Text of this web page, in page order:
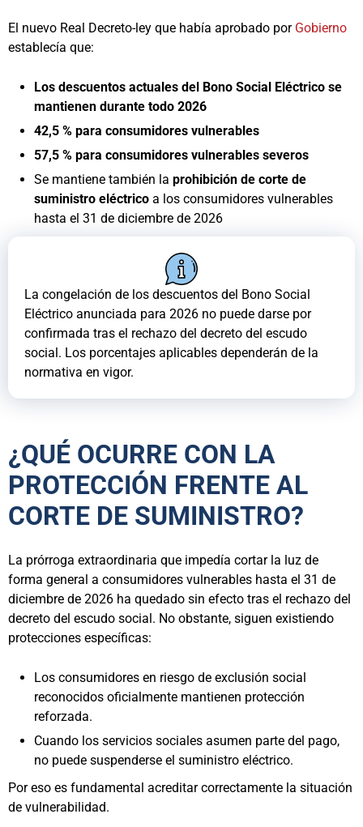
El nuevo Real Decreto-ley que había aprobado por Gobierno
establecía que:
Los descuentos actuales del Bono Social Eléctrico se
mantienen durante todo 2026
42,5 % para consumidores vulnerables
57,5 % para consumidores vulnerables severos
Se mantiene también la prohibición de corte de
suministro eléctrico a los consumidores vulnerables
hasta el 31 de diciembre de 2026
La congelación de los descuentos del Bono Social
Eléctrico anunciada para 2026 no puede darse por
confirmada tras el rechazo del decreto del escudo
social. Los porcentajes aplicables dependerán de la
normativa en vigor.
¿QUÉ OCURRE CON LA
PROTECCIÓN FRENTE AL
CORTE DE SUMINISTRO?
La prórroga extraordinaria que impedía cortar la luz de
forma general a consumidores vulnerables hasta el 31 de
diciembre de 2026 ha quedado sin efecto tras el rechazo del
decreto del escudo social. No obstante, siguen existiendo
protecciones específicas:
Los consumidores en riesgo de exclusión social
reconocidos oficialmente mantienen protección
reforzada.
Cuando los servicios sociales asumen parte del pago,
no puede suspenderse el suministro eléctrico.
Por eso es fundamental acreditar correctamente la situación
de vulnerabilidad.